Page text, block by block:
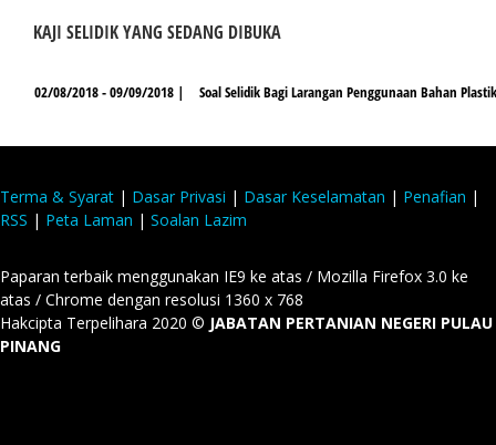
KAJI SELIDIK YANG SEDANG DIBUKA
02/08/2018 - 09/09/2018 | Soal Selidik Bagi Larangan Penggunaan Bahan
Terma & Syarat | Dasar Privasi | Dasar Keselamatan | Penafian |
RSS | Peta Laman | Soalan Lazim
Paparan terbaik menggunakan IE9 ke atas / Mozilla Firefox 3.0 ke
atas / Chrome dengan resolusi 1360 x 768
Hakcipta Terpelihara 2020 © JABATAN PERTANIAN NEGERI PULAU
PINANG